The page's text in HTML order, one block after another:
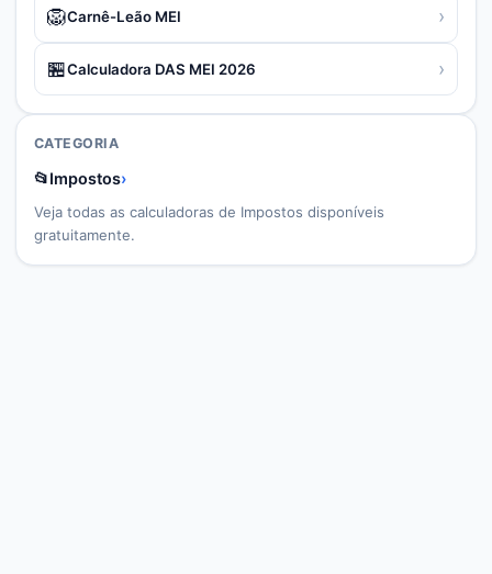
🦁Carnê-Leão MEI ›
🏪Calculadora DAS MEI 2026 ›
CATEGORIA
📂Impostos›
Veja todas as calculadoras de Impostos disponíveis
gratuitamente.